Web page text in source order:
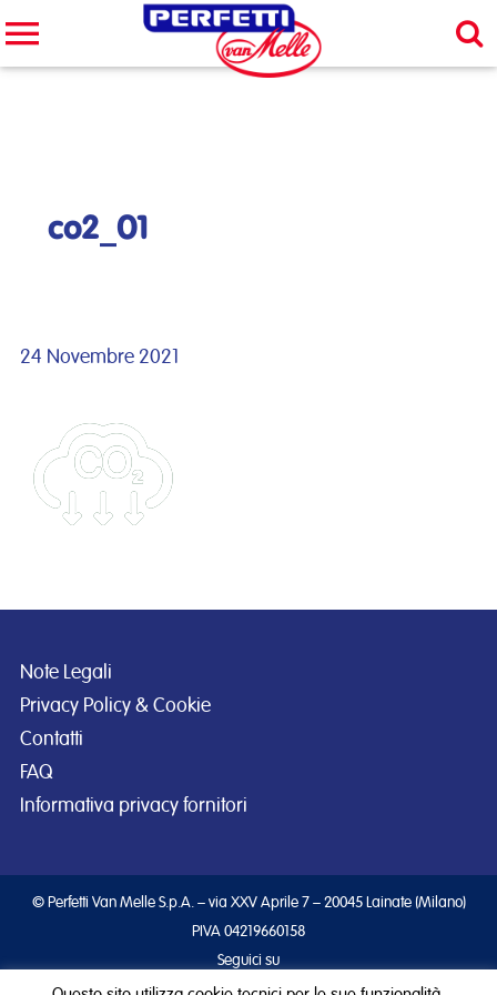
Cerca nel sito
co2_01
24 Novembre 2021
Note Legali
Privacy Policy & Cookie
Contatti
FAQ
Informativa privacy fornitori
© Perfetti Van Melle S.p.A. – via XXV Aprile 7 – 20045 Lainate (Milano)
PIVA 04219660158
Seguici su